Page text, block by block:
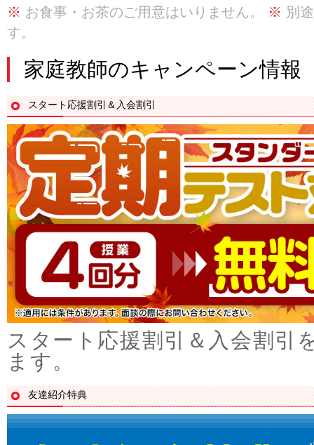
※ お食事・お茶のご用意はいりません。 ※ 別
す。
家庭教師のキャンペーン情報
スタート応援割引＆入会割引
スタート応援割引＆入会割引
ます。
友達紹介特典